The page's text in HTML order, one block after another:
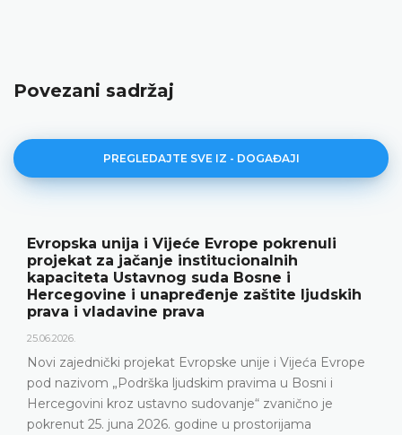
Povezani sadržaj
PREGLEDAJTE SVE IZ - DOGAĐAJI
unija i Vijeće Evrope pokrenuli
za jačanje institucionalnih
Ustavnog suda Bosne i
i unapređenje zaštite ljudskih
prava
projekat Evropske unije i Vijeća Evrope
„Podrška ljudskim pravima u Bosni i
kroz ustavno sudovanje“ zvanično je
juna 2026. godine u prostorijama
18.05.2026.